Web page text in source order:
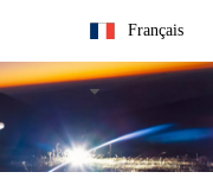
Français